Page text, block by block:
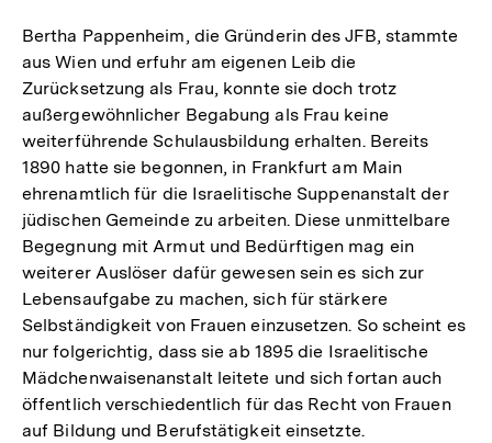
Bertha Pappenheim, die Gründerin des JFB, stammte
aus Wien und erfuhr am eigenen Leib die
Zurücksetzung als Frau, konnte sie doch trotz
außergewöhnlicher Begabung als Frau keine
weiterführende Schulausbildung erhalten. Bereits
1890 hatte sie begonnen, in Frankfurt am Main
ehrenamtlich für die Israelitische Suppenanstalt der
jüdischen Gemeinde zu arbeiten. Diese unmittelbare
Begegnung mit Armut und Bedürftigen mag ein
weiterer Auslöser dafür gewesen sein es sich zur
Lebensaufgabe zu machen, sich für stärkere
Selbständigkeit von Frauen einzusetzen. So scheint es
nur folgerichtig, dass sie ab 1895 die Israelitische
Mädchenwaisenanstalt leitete und sich fortan auch
öffentlich verschiedentlich für das Recht von Frauen
auf Bildung und Berufstätigkeit einsetzte.